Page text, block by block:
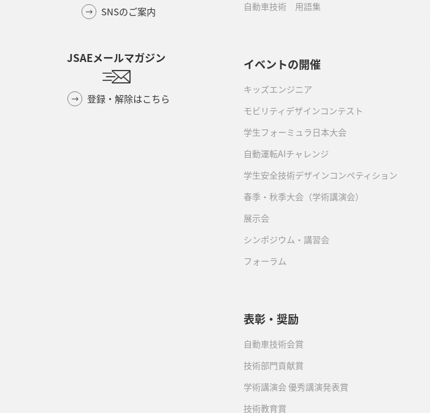
SNSのご案内
JSAEメールマガジン
登録・解除はこちら
自動車技術 用語集
イベントの開催
キッズエンジニア
モビリティデザインコンテスト
学生フォーミュラ日本大会
自動運転AIチャレンジ
学生安全技術デザインコンペティション
春季・秋季大会（学術講演会）
展示会
シンポジウム・講習会
フォーラム
表彰・奨励
自動車技術会賞
技術部門貢献賞
学術講演会 優秀講演発表賞
技術教育賞